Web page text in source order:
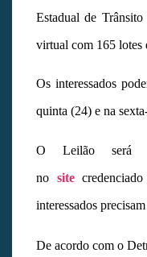
Estadual de
virtual com 165 lotes
Os interessados
quinta (24) e na
O Leilão será
no site
interessados
De acordo com o